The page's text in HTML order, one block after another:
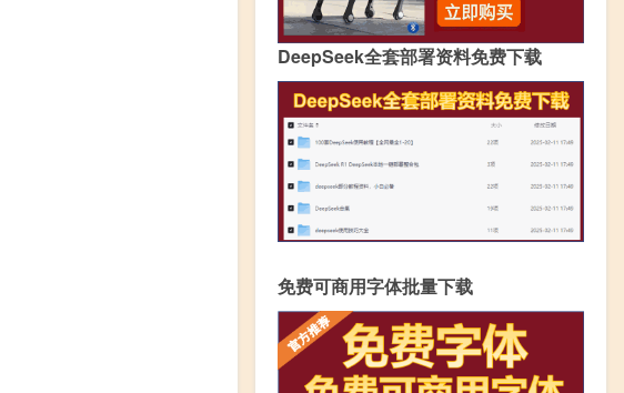
DeepSeek全套部署资料免费下载
免费可商用字体批量下载